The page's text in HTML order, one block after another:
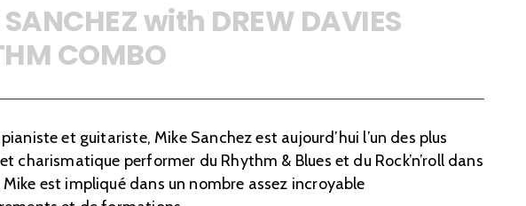
with DREW DAVIES
COMBO
et guitariste, Mike Sanchez est aujourd’hui l’un des plus
charismatique performer du Rhythm & Blues et du Rock’n’roll dans
est impliqué dans un nombre assez incroyable